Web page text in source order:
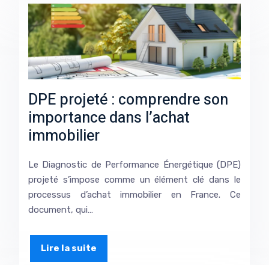
DPE projeté : comprendre son
importance dans l’achat
immobilier
Le Diagnostic de Performance Énergétique (DPE)
projeté s’impose comme un élément clé dans le
processus d’achat immobilier en France. Ce
document, qui…
Lire la suite